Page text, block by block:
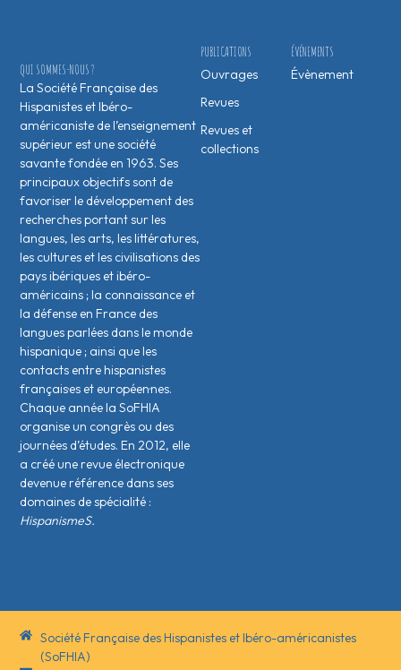
ÉVÉNEMENTS
Évènement
PUBLICATIONS
Ouvrages
Revues
Revues et
collections
QUI SOMMES-NOUS ?
La Société Française des
Hispanistes et Ibéro-
américaniste de l’enseignement
supérieur est une société
savante fondée en 1963. Ses
principaux objectifs sont de
favoriser le développement des
recherches portant sur les
langues, les arts, les littératures,
les cultures et les civilisations des
pays ibériques et ibéro-
américains ; la connaissance et
la défense en France des
langues parlées dans le monde
hispanique ; ainsi que les
contacts entre hispanistes
français·es et européen·nes.
Chaque année la SoFHIA
organise un congrès ou des
journées d’études. En 2012, elle
a créé une revue électronique
devenue référence dans ses
domaines de spécialité :
HispanismeS.
Société Française des Hispanistes et Ibéro-américanistes
(SoFHIA)